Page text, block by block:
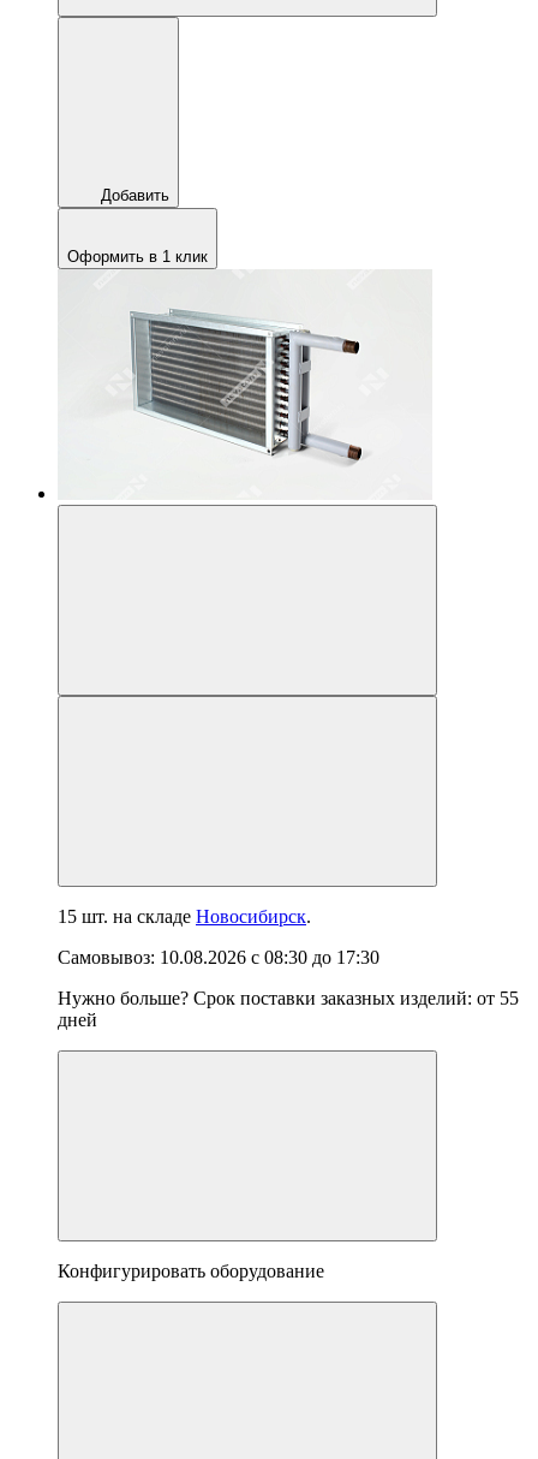
Добавить
Оформить в 1 клик
15 шт. на складе Новосибирск.
Самовывоз: 10.08.2026 с 08:30 до 17:30
Нужно больше? Срок поставки заказных изделий: от 55
дней
Конфигурировать оборудование